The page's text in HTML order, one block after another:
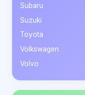
Subaru
Suzuki
Toyota
Volkswagen
Volvo